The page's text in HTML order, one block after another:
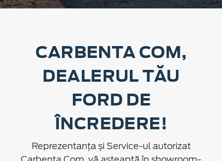
CARBENTA COM,
DEALERUL TĂU
FORD DE
ÎNCREDERE!
Reprezentanța și Service-ul autorizat